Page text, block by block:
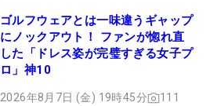
ゴルフウェアとは一味違うギャップ
にノックアウト！ ファンが惚れ直
した「ドレス姿が完璧すぎる女子プ
ロ」神10
2026年8月7日 (金) 19時45分 111